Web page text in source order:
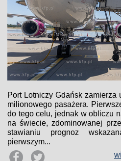
Port Lotniczy Gdańsk zamierza
milionowego pasażera.
do tego celu, jednak w obliczu
na świecie, zdominowanej
stawianiu prognoz
pierwszym...